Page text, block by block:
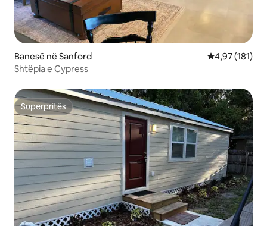
Banesë në Sanford Vlerësimi
4,97 (181)
Shtëpia e Cypress
Superpritës
Superpritës